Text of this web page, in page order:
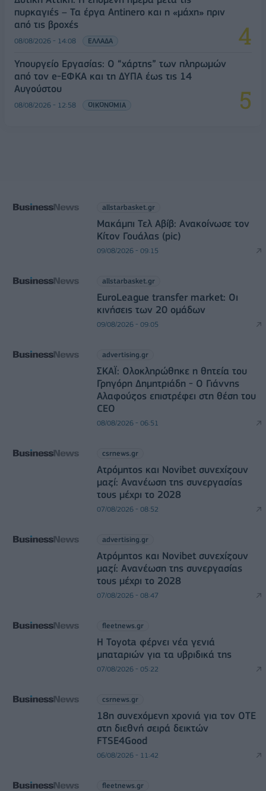
πυρκαγιές – Τα έργα Antinero και η «μάχη» πριν
από τις βροχές
08/08/2026 - 14:08 ΕΛΛΑΔΑ
Υπουργείο Εργασίας: Ο “χάρτης” των πληρωμών
από τον e-ΕΦΚΑ και τη ΔΥΠΑ έως τις 14
Αυγούστου
08/08/2026 - 12:58 ΟΙΚΟΝΟΜΙΑ
allstarbasket.gr
Μακάμπι Τελ Αβίβ: Ανακοίνωσε τον
Κίτον Γουάλας (pic)
09/08/2026 - 09:15
allstarbasket.gr
EuroLeague transfer market: Οι
κινήσεις των 20 ομάδων
09/08/2026 - 09:05
advertising.gr
ΣΚΑΪ: Ολοκληρώθηκε η θητεία του
Γρηγόρη Δημητριάδη - Ο Γιάννης
Αλαφούζος επιστρέφει στη θέση του
CEO
08/08/2026 - 06:51
csrnews.gr
Ατρόμητος και Novibet συνεχίζουν
μαζί: Ανανέωση της συνεργασίας
τους μέχρι το 2028
07/08/2026 - 08:52
advertising.gr
Ατρόμητος και Novibet συνεχίζουν
μαζί: Ανανέωση της συνεργασίας
τους μέχρι το 2028
07/08/2026 - 08:47
fleetnews.gr
Η Toyota φέρνει νέα γενιά
μπαταριών για τα υβριδικά της
07/08/2026 - 05:22
csrnews.gr
18η συνεχόμενη χρονιά για τον ΟΤΕ
στη διεθνή σειρά δεικτών
FTSE4Good
06/08/2026 - 11:42
fleetnews.gr